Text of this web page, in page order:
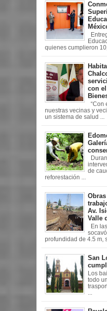
quienes cumplieron
con
“Con
nuestras vecinas y
un sistema de salud ...
de
reforestación ...
Av.
Valle
En
profundidad de 4.5 m,
San
Los
todo